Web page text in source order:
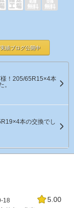
績ブログ公開中
！205/65R15×4本
。
本の交換でし
5.00
18